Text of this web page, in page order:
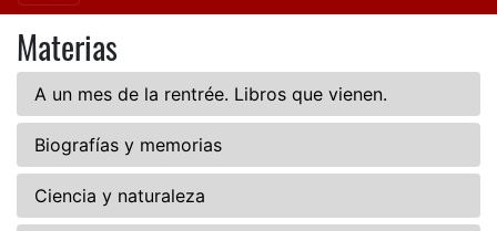
Materias
A un mes de la rentrée. Libros que vienen.
Biografías y memorias
Ciencia y naturaleza